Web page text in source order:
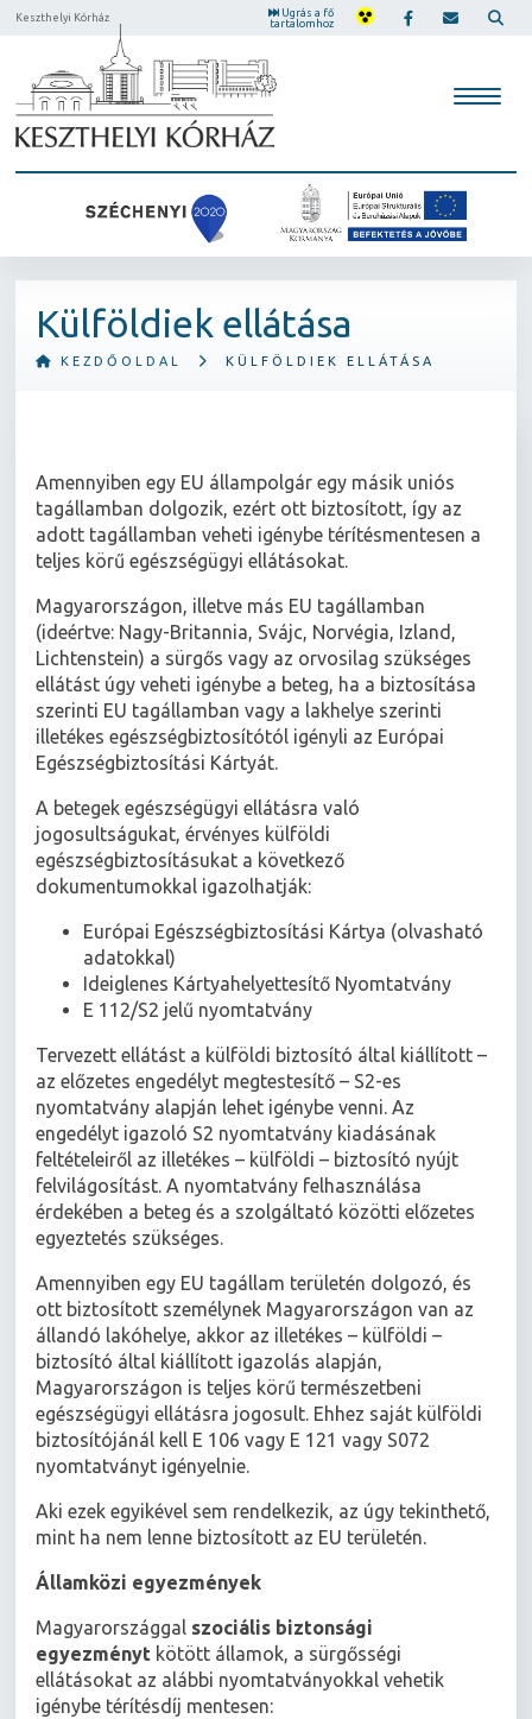
Keszthelyi Kórház
Ugrás a fő
tartalomhoz
Külföldiek ellátása
KEZDŐOLDAL KÜLFÖLDIEK ELLÁTÁSA
Amennyiben egy EU állampolgár egy másik uniós
tagállamban dolgozik, ezért ott biztosított, így az
adott tagállamban veheti igénybe térítésmentesen a
teljes körű egészségügyi ellátásokat.
Magyarországon, illetve más EU tagállamban
(ideértve: Nagy-Britannia, Svájc, Norvégia, Izland,
Lichtenstein) a sürgős vagy az orvosilag szükséges
ellátást úgy veheti igénybe a beteg, ha a biztosítása
szerinti EU tagállamban vagy a lakhelye szerinti
illetékes egészségbiztosítótól igényli az Európai
Egészségbiztosítási Kártyát.
A betegek egészségügyi ellátásra való
jogosultságukat, érvényes külföldi
egészségbiztosításukat a következő
dokumentumokkal igazolhatják:
Európai Egészségbiztosítási Kártya (olvasható
adatokkal)
Ideiglenes Kártyahelyettesítő Nyomtatvány
E 112/S2 jelű nyomtatvány
Tervezett ellátást a külföldi biztosító által kiállított –
az előzetes engedélyt megtestesítő – S2-es
nyomtatvány alapján lehet igénybe venni. Az
engedélyt igazoló S2 nyomtatvány kiadásának
feltételeiről az illetékes – külföldi – biztosító nyújt
felvilágosítást. A nyomtatvány felhasználása
érdekében a beteg és a szolgáltató közötti előzetes
egyeztetés szükséges.
Amennyiben egy EU tagállam területén dolgozó, és
ott biztosított személynek Magyarországon van az
állandó lakóhelye, akkor az illetékes – külföldi –
biztosító által kiállított igazolás alapján,
Magyarországon is teljes körű természetbeni
egészségügyi ellátásra jogosult. Ehhez saját külföldi
biztosítójánál kell E 106 vagy E 121 vagy S072
nyomtatványt igényelnie.
Aki ezek egyikével sem rendelkezik, az úgy tekinthető,
mint ha nem lenne biztosított az EU területén.
Államközi egyezmények
Magyarországgal szociális biztonsági
egyezményt kötött államok, a sürgősségi
ellátásokat az alábbi nyomtatványokkal vehetik
igénybe térítésdíj mentesen: